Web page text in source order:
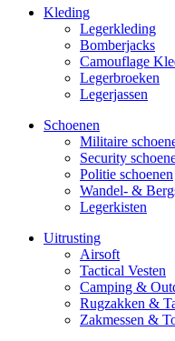
Kleding
Legerkleding
Bomberjacks
Camouflage
Legerbroeken
Legerjassen
Schoenen
Militaire
Security
Politie schoenen
Wandel- &
Legerkisten
Uitrusting
Airsoft
Tactical Ves­ten
Camping &
Rugzakken &
Zakmessen &